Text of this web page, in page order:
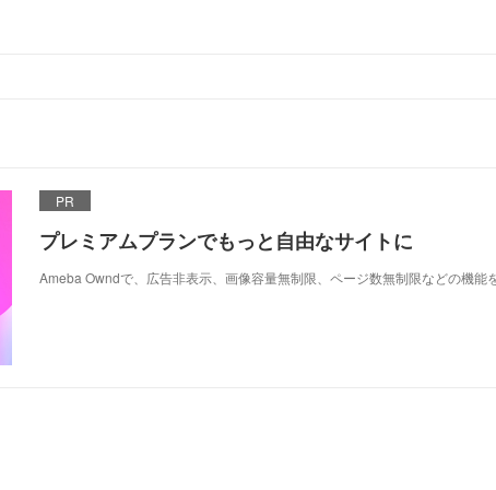
PR
プレミアムプランでもっと自由なサイトに
Ameba Owndで、広告非表示、画像容量無制限、ページ数無制限などの機能